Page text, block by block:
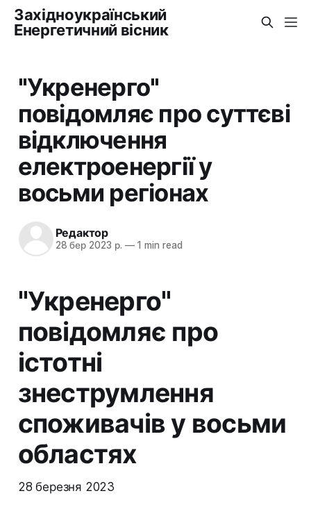
Західноукраїнський
Енергетичний вісник
"Укренерго"
повідомляє про суттєві
відключення
електроенергії у
восьми регіонах
Редактор
28 бер 2023 р. —1 min read
"Укренерго"
повідомляє про
істотні
знеструмлення
споживачів у восьми
областях
28 березня 2023